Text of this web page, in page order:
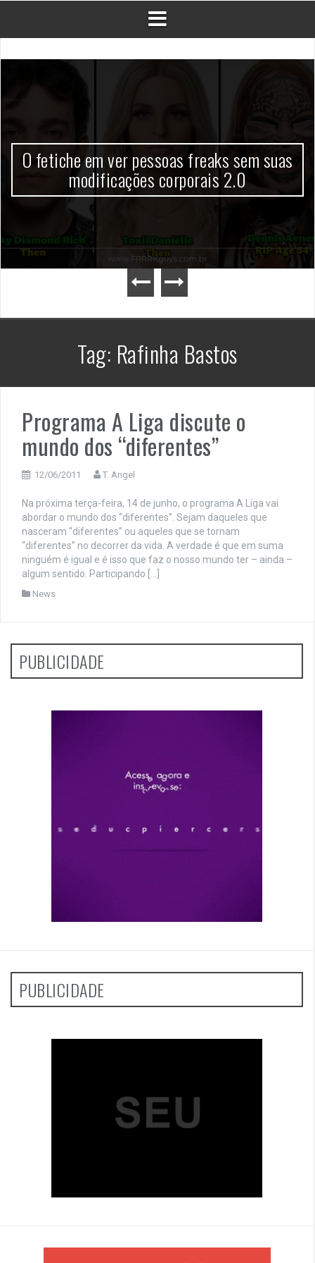
O fetiche em ver pessoas freaks sem suas
modificações corporais 2.0
Tag: Rafinha Bastos
Programa A Liga discute o
mundo dos “diferentes”
12/06/2011 T. Angel
Na próxima terça-feira, 14 de junho, o programa A Liga vai
abordar o mundo dos “diferentes”. Sejam daqueles que
nasceram “diferentes” ou aqueles que se tornam
“diferentes” no decorrer da vida. A verdade é que em suma
ninguém é igual e é isso que faz o nosso mundo ter – ainda –
algum sentido. Participando […]
News
PUBLICIDADE
PUBLICIDADE